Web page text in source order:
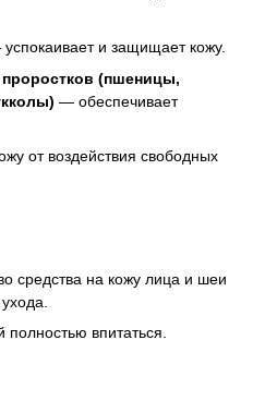
и защищает кожу.
(пшеницы,
— обеспечивает
от воздействия свободных
средства на кожу лица и шеи
впитаться.